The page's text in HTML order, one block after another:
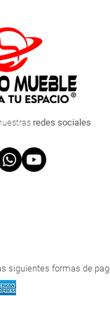
redes sociales
siguientes formas de